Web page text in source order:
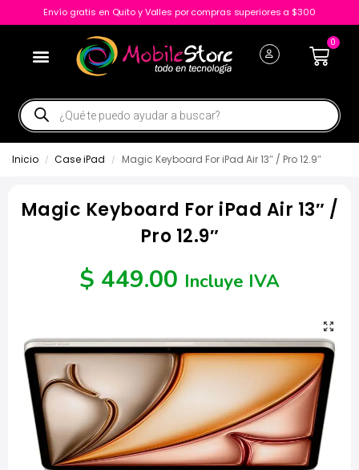
Envío gratis en Quito y Valles por compras superiores a $300
0
Inicio / Case iPad / Magic Keyboard For iPad Air 13″ / Pro 12.9″
Magic Keyboard For iPad Air 13″ /
Pro 12.9″
$ 449.00 Incluye IVA